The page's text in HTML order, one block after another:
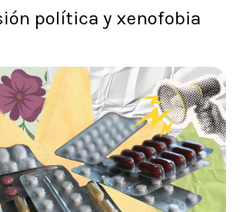
política y xenofobia